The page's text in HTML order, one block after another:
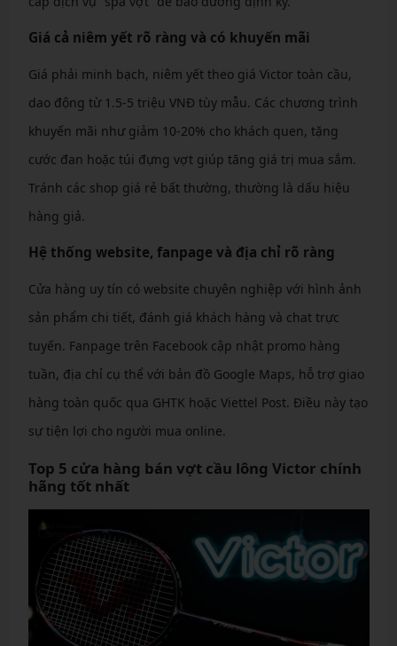
Giá cả niêm yết rõ ràng và có khuyến mãi
Giá phải minh bạch, niêm yết theo giá Victor toàn cầu,
dao động từ 1.5-5 triệu VNĐ tùy mẫu. Các chương trình
khuyến mãi như giảm 10-20% cho khách quen, tặng
cước đan hoặc túi đựng vợt giúp tăng giá trị mua sắm.
Tránh các shop giá rẻ bất thường, thường là dấu hiệu
hàng giả.
Hệ thống website, fanpage và địa chỉ rõ ràng
Cửa hàng uy tín có website chuyên nghiệp với hình ảnh
sản phẩm chi tiết, đánh giá khách hàng và chat trực
tuyến. Fanpage trên Facebook cập nhật promo hàng
tuần, địa chỉ cụ thể với bản đồ Google Maps, hỗ trợ giao
hàng toàn quốc qua GHTK hoặc Viettel Post. Điều này tạo
sự tiện lợi cho người mua online.
Top 5 cửa hàng bán vợt cầu lông Victor chính
hãng tốt nhất